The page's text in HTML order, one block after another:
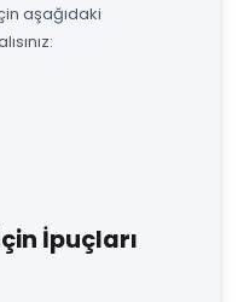
aşağıdaki
İpuçları